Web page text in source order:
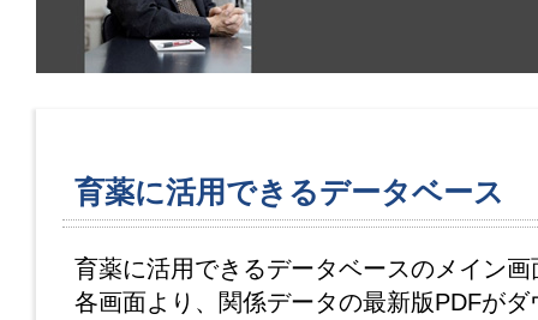
育薬に活用できるデータベース
育薬に活用できるデータベースのメイン画
各画面より、関係データの最新版PDFが